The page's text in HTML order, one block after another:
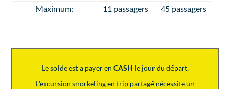
Maximum:
11 passagers 45 passagers
Le solde est a payer en CASH le jour du départ.
L'excursion snorkeling en trip partagé nécessite un